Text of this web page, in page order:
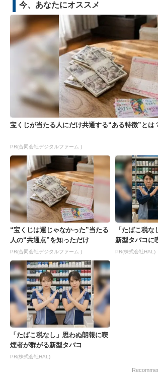
今、あなたにオススメ
宝くじが当たる人にだけ共通する“ある特徴”とは
PR(合同会社デジタルファーム )
“宝くじは運じゃなかった”当たる
人の“共通点”を知っただけ
PR(合同会社デジタルファーム )
「たばこ税
新型タバコに
PR(株式会社HAL)
「たばこ税なし」思わぬ朗報に喫
煙者が群がる新型タバコ
PR(株式会社HAL)